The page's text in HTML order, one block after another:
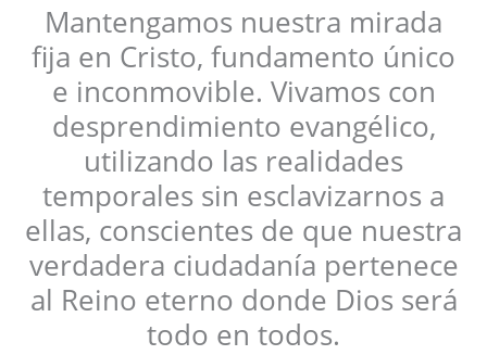
Mantengamos nuestra mirada
fija en Cristo, fundamento único
e inconmovible. Vivamos con
desprendimiento evangélico,
utilizando las realidades
temporales sin esclavizarnos a
ellas, conscientes de que nuestra
verdadera ciudadanía pertenece
al Reino eterno donde Dios será
todo en todos.